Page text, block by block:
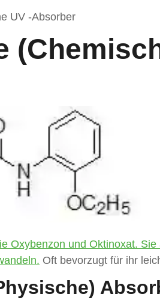
UV -Absorber
Oxybenzon und Oktinoxat. Sie
Oft bevorzugt für ihr